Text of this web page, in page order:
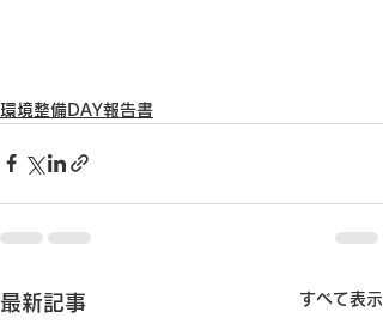
環境整備DAY報告書
最新記事 すべて表示